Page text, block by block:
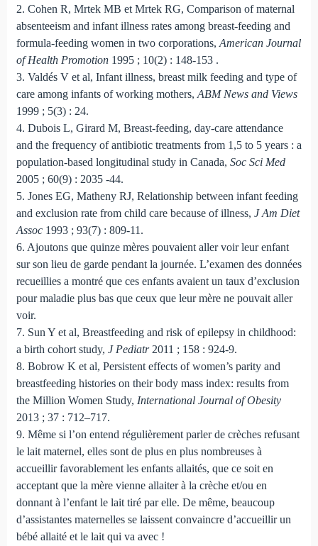
2. Cohen R, Mrtek MB et Mrtek RG, Comparison of maternal
absenteeism and infant illness rates among breast-feeding and
formula-feeding women in two corporations, American Journal
of Health Promotion1995 ; 10(2) : 148-153 .
3. Valdés V et al, Infant illness, breast milk feeding and type of
care among infants of working mothers, ABM News and Views
1999 ; 5(3) : 24.
4. Dubois L, Girard M, Breast-feeding, day-care attendance
and the frequency of antibiotic treatments from 1,5 to 5 years : a
population-based longitudinal study in Canada, Soc Sci Med
2005 ; 60(9) : 2035 -44.
5. Jones EG, Matheny RJ, Relationship between infant feeding
and exclusion rate from child care because of illness, J Am Diet
Assoc1993 ; 93(7) : 809-11.
6. Ajoutons que quinze mères pouvaient aller voir leur enfant
sur son lieu de garde pendant la journée. L’examen des données
recueillies a montré que ces enfants avaient un taux d’exclusion
pour maladie plus bas que ceux que leur mère ne pouvait aller
voir.
7. Sun Y et al, Breastfeeding and risk of epilepsy in childhood:
a birth cohort study, J Pediatr2011 ; 158 : 924-9.
8. Bobrow K et al, Persistent effects of women’s parity and
breastfeeding histories on their body mass index: results from
the Million Women Study, International Journal of Obesity
2013 ; 37 : 712–717.
9. Même si l’on entend régulièrement parler de crèches refusant
le lait maternel, elles sont de plus en plus nombreuses à
accueillir favorablement les enfants allaités, que ce soit en
acceptant que la mère vienne allaiter à la crèche et/ou en
donnant à l’enfant le lait tiré par elle. De même, beaucoup
d’assistantes maternelles se laissent convaincre d’accueillir un
bébé allaité et le lait qui va avec !